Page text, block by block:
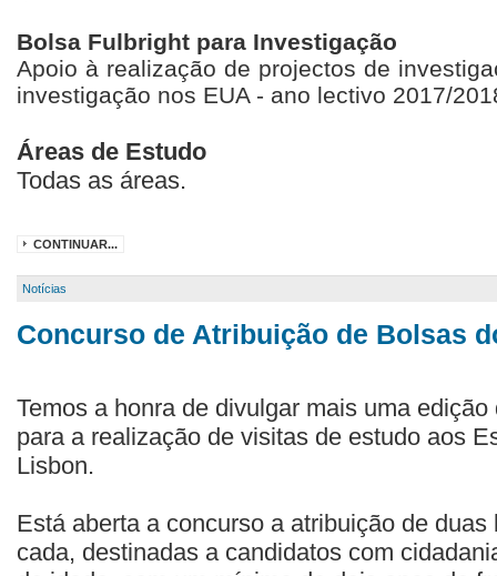
Bolsa Fulbright para Investigação
Apoio à realização de projectos de
investigação nos EUA - ano lectivo 2017/
Áreas de Estudo
Todas as áreas.
CONTINUAR...
Notícias
Concurso de Atribuição de Bolsas
Temos a honra de divulgar mais uma
para a realização de visitas de estudo aos
Lisbon.
Está aberta a concurso a atribuição de
cada, destinadas a candidatos com